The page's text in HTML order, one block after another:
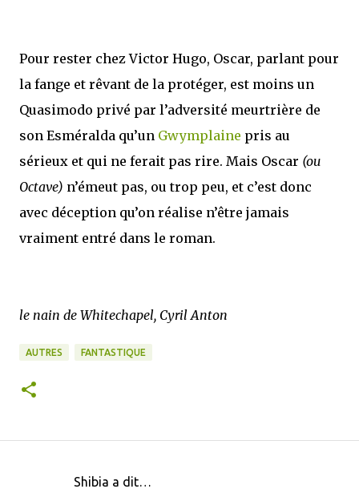
Pour rester chez Victor Hugo, Oscar, parlant pour
la fange et rêvant de la protéger, est moins un
Quasimodo privé par l’adversité meurtrière de
son Esméralda qu’un Gwymplaine pris au
sérieux et qui ne ferait pas rire. Mais Oscar (ou
Octave) n’émeut pas, ou trop peu, et c’est donc
avec déception qu’on réalise n’être jamais
vraiment entré dans le roman.
le nain de Whitechapel, Cyril Anton
AUTRES FANTASTIQUE
Shibia a dit…